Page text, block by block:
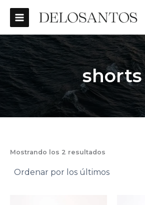
contenido
MAIN
MENU
shorts
Mostrando los 2 resultados
los
últimos